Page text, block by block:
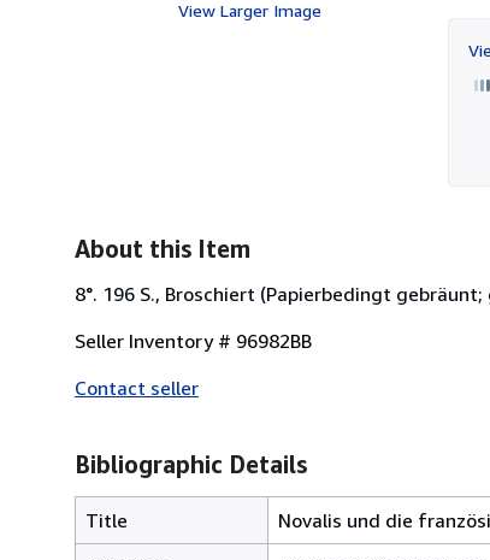
View Larger Image
About this Item
8°. 196 S., Broschiert (Papierbedingt
Seller Inventory # 96982BB
Contact seller
Bibliographic Details
Title
Novalis und die